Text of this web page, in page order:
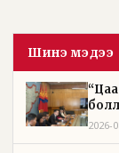
Шинэ мэдээ
2026-